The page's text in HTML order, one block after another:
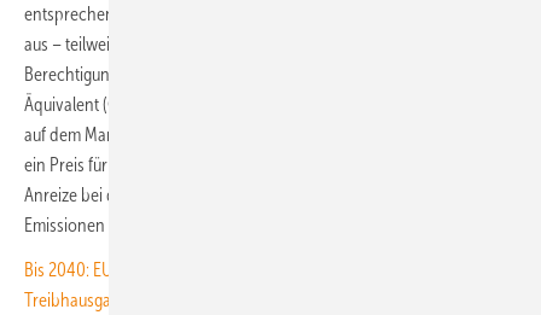
entsprechende Menge an Emissionsberechtigungen an die Anlagen
aus – teilweise kostenlos, teilweise über Versteigerungen. Eine
Berechtigung erlaubt den Ausstoß einer Tonne Kohlendioxid-
Äquivalent (CO₂-Äquivalent). Die Emissionsberechtigungen können
auf dem Markt frei gehandelt werden (Trade). Hierdurch bildet sich
ein Preis für den Ausstoß von Treibhausgasen. Dieser Preis soll
Anreize bei den beteiligten Unternehmen setzen, ihre Treibhausgas-
Emissionen zu reduzieren.
Bis 2040: EU-Kommission schlägt 90-Prozent-Ziel für
Treibhausgasreduktion vor